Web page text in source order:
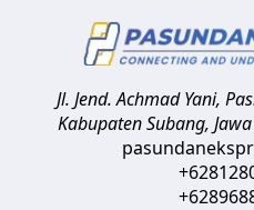
Jl. Jend. Achmad Yani,
Kabupaten Subang,